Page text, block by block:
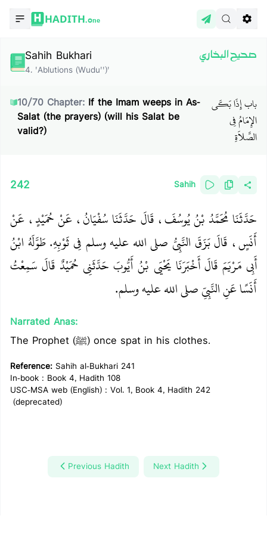
HADITH.One
Sahih Bukhari
4. 'Ablutions (Wudu'')'
صحيح البخاري
10/70 Chapter: If the Imam weeps in As-
Salat (the prayers) (will his Salat be
valid?)
باب إِذَا بَكَى
الإِمَامُ فِي
الصَّلاَةِ
242 Sahih
حَدَّثَنَا مُحَمَّدُ بْنُ يُوسُفَ، قَالَ حَدَّثَنَا سُفْيَانُ، عَنْ حُمَيْدٍ، عَنْ
أَنَسٍ، قَالَ بَزَقَ النَّبِيُّ صلى الله عليه وسلم فِي ثَوْبِهِ‏.‏ طَوَّلَهُ ابْنُ
أَبِي مَرْيَمَ قَالَ أَخْبَرَنَا يَحْيَى بْنُ أَيُّوبَ حَدَّثَنِي حُمَيْدٌ قَالَ سَمِعْتُ
أَنَسًا عَنِ النَّبِيِّ صلى الله عليه وسلم‏.‏
Narrated Anas:
The Prophet (ﷺ) once spat in his clothes.
Reference: Sahih al-Bukhari 241
In-book : Book 4, Hadith 108
USC-MSA web (English) : Vol. 1, Book 4, Hadith 242
(deprecated)
Previous Hadith Next Hadith